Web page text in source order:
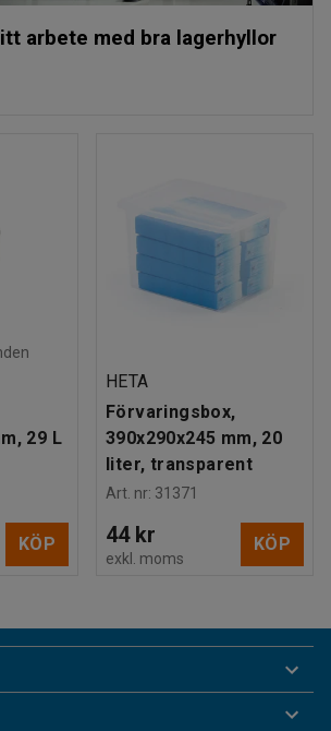
arbete med bra lagerhyllor
29 L
KÖP
HETA
Förvaringsbox,
390x290x245 mm, 20
liter, transparent
Art. nr: 31371
44 kr
exkl. moms
KÖP